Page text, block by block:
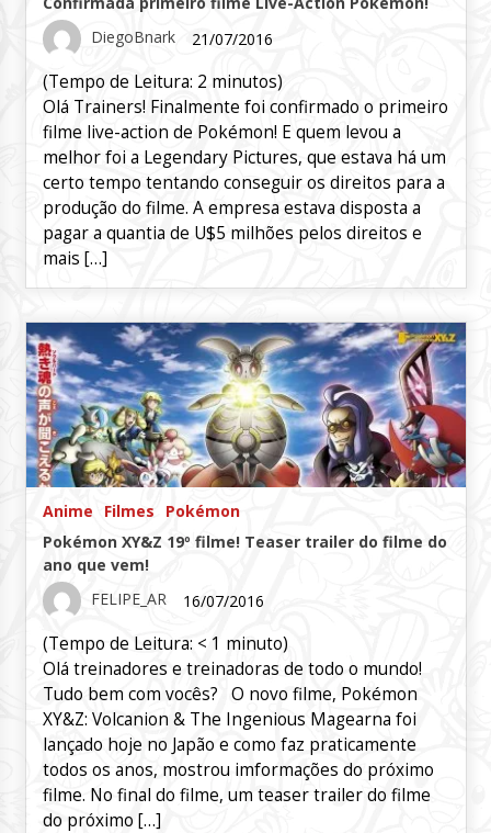
DiegoBnark
21/07/2016
(Tempo de Leitura: 2 minutos)
Olá Trainers! Finalmente foi confirmado o primeiro
filme live-action de Pokémon! E quem levou a
melhor foi a Legendary Pictures, que estava há um
certo tempo tentando conseguir os direitos para a
produção do filme. A empresa estava disposta a
pagar a quantia de U$5 milhões pelos direitos e
mais […]
Anime Filmes
Pokémon
Pokémon XY&Z 19º filme! Teaser trailer do filme do
ano que vem!
FELIPE_AR
16/07/2016
(Tempo de Leitura: < 1 minuto)
Olá treinadores e treinadoras de todo o mundo!
Tudo bem com vocês? O novo filme, Pokémon
XY&Z: Volcanion & The Ingenious Magearna foi
lançado hoje no Japão e como faz praticamente
todos os anos, mostrou imformações do próximo
filme. No final do filme, um teaser trailer do filme
do próximo […]